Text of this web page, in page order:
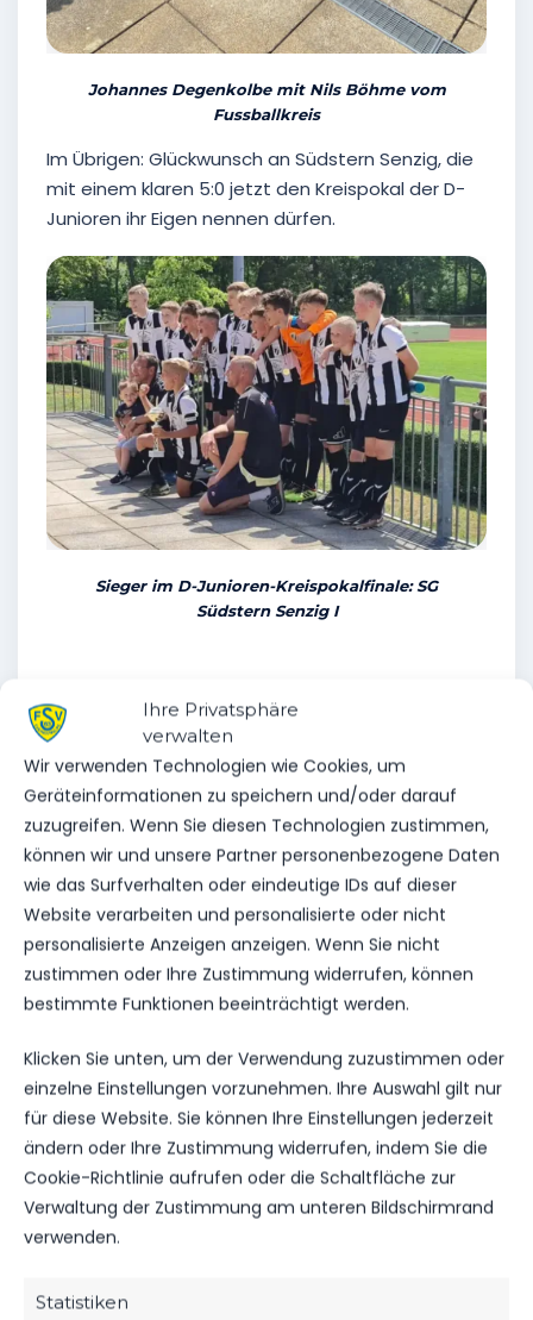
Ihre Privatsphäre
verwalten
Wir verwenden Technologien wie Cookies, um
Geräteinformationen zu speichern und/oder darauf
zuzugreifen. Wenn Sie diesen Technologien zustimmen,
können wir und unsere Partner personenbezogene Daten
wie das Surfverhalten oder eindeutige IDs auf dieser
Website verarbeiten und personalisierte oder nicht
personalisierte Anzeigen anzeigen. Wenn Sie nicht
zustimmen oder Ihre Zustimmung widerrufen, können
bestimmte Funktionen beeinträchtigt werden.
Klicken Sie unten, um der Verwendung zuzustimmen oder
einzelne Einstellungen vorzunehmen. Ihre Auswahl gilt nur
für diese Website. Sie können Ihre Einstellungen jederzeit
ändern oder Ihre Zustimmung widerrufen, indem Sie die
Cookie-Richtlinie aufrufen oder die Schaltfläche zur
Verwaltung der Zustimmung am unteren Bildschirmrand
verwenden.
Statistiken
Johannes Degenkolbe mit Nils Böhme vom
Fussballkreis
Im Übrigen: Glückwunsch an Südstern Senzig, die
mit einem klaren 5:0 jetzt den Kreispokal der D-
Junioren ihr Eigen nennen dürfen.
Sieger im D-Junioren-Kreispokalfinale: SG
Südstern Senzig I
Schiedsrichter sind ein elementarer Bestandteil
des Lieblingssports aller Deutschen – dem
Fußball! Respektlosigkeiten, Gewaltausbrüche
oder sogar Diskriminierungen sind aber nicht
selten Begleiterscheinungen, die Schiedsrichter
heutzutage beim Schiedsrichten über sich
ergehen lassen müssen. Deshalb fällt es auch
vielen Vereinen schwer, Schiedsrichternachwuchs
zu finden. Diesem Problem stellt sich der FSV 63
Luckenwalde seit einiger Zeit und ist bestrebt
nahe zu bringen. Hierbei gilt ein besonderer Dank
unserem Schiedsrichterobmann Marko Schmidt,
der junge Schiedsrichter nicht nur für den Verein
gewinnt, sondern diese auch fördert!
Neben Johannes Degenkolbe sind beim FSV 63
Luckenwalde als Jungschiedsrichter ausserdem
Radfan aktiv.